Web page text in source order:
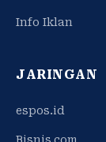
Info Iklan
JARINGAN
espos.id
Bisnis.com